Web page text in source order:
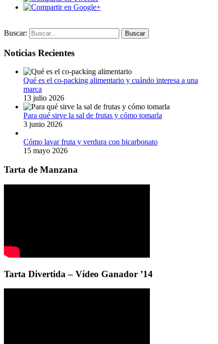
Buscar:
Noticias Recientes
Qué es el co-packing alimentario y cuándo interesa a una
marca
13 julio 2026
Para qué sirve la sal de frutas y cómo tomarla
3 junio 2026
Cómo lavar fruta y verdura con bicarbonato
15 mayo 2026
Tarta de Manzana
Tarta Divertida – Vídeo Ganador ’14